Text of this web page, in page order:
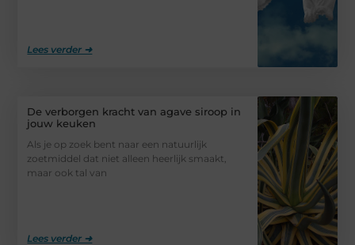
Lees verder ➜
De verborgen kracht van agave siroop in
jouw keuken
Als je op zoek bent naar een natuurlijk
zoetmiddel dat niet alleen heerlijk smaakt,
maar ook tal van
Lees verder ➜